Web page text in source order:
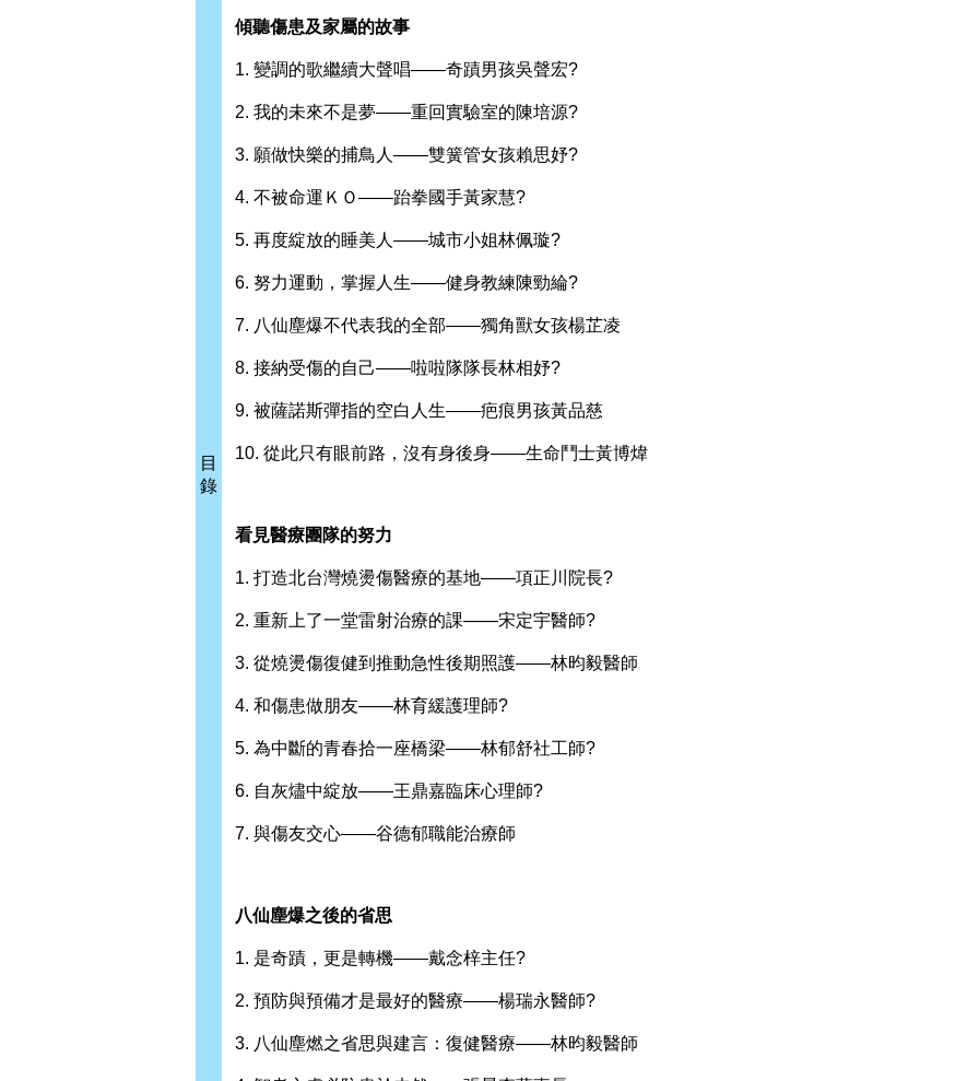
目
錄
傾聽傷患及家屬的故事
1. 變調的歌繼續大聲唱——奇蹟男孩吳聲宏?
2. 我的未來不是夢——重回實驗室的陳培源?
3. 願做快樂的捕鳥人——雙簧管女孩賴思妤?
4. 不被命運ＫＯ——跆拳國手黃家慧?
5. 再度綻放的睡美人——城市小姐林佩璇?
6. 努力運動，掌握人生——健身教練陳勁綸?
7. 八仙塵爆不代表我的全部——獨角獸女孩楊芷凌
8. 接納受傷的自己——啦啦隊隊長林相妤?
9. 被薩諾斯彈指的空白人生——疤痕男孩黃品慈
10. 從此只有眼前路，沒有身後身——生命鬥士黃博煒
看見醫療團隊的努力
1. 打造北台灣燒燙傷醫療的基地——項正川院長?
2. 重新上了一堂雷射治療的課——宋定宇醫師?
3. 從燒燙傷復健到推動急性後期照護——林昀毅醫師
4. 和傷患做朋友——林育緩護理師?
5. 為中斷的青春拾一座橋梁——林郁舒社工師?
6. 自灰燼中綻放——王鼎嘉臨床心理師?
7. 與傷友交心——谷德郁職能治療師
八仙塵爆之後的省思
1. 是奇蹟，更是轉機——戴念梓主任?
2. 預防與預備才是最好的醫療——楊瑞永醫師?
3. 八仙塵燃之省思與建言：復健醫療——林昀毅醫師